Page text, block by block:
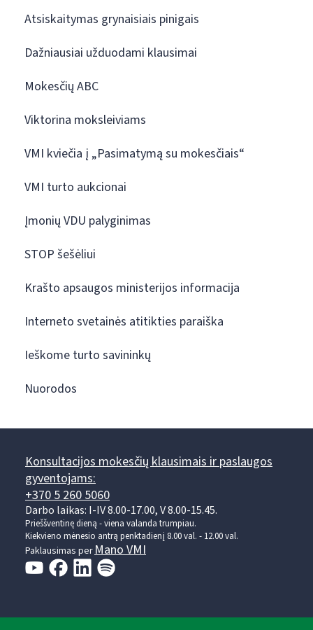
Atsiskaitymas grynaisiais pinigais
Dažniausiai užduodami klausimai
Mokesčių ABC
Viktorina moksleiviams
VMI kviečia į „Pasimatymą su mokesčiais“
VMI turto aukcionai
Įmonių VDU palyginimas
STOP šešėliui
Krašto apsaugos ministerijos informacija
Interneto svetainės atitikties paraiška
Ieškome turto savininkų
Nuorodos
Konsultacijos mokesčių klausimais ir paslaugos
gyventojams:
+370 5 260 5060
Darbo laikas: I-IV 8.00-17.00, V 8.00-15.45.
Prieššventinę dieną - viena valanda trumpiau.
Kiekvieno mėnesio antrą penktadienį 8.00 val. - 12.00 val.
Paklausimas perMano VMI